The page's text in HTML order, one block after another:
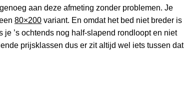
aan deze afmeting zonder problemen. Je
80×200 variant. En omdat het bed niet breder is
’s ochtends nog half-slapend rondloopt en niet
prijsklassen dus er zit altijd wel iets tussen dat